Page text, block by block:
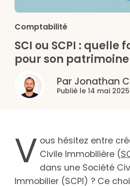
Comptabilité
SCI ou SCPI : quelle
pour son
Par Jonathan
Publié le 14 mai 2025
V ous hésitez entre
Civile Immobilière (
dans une Société
Immobilier (SCPI) ? Ce